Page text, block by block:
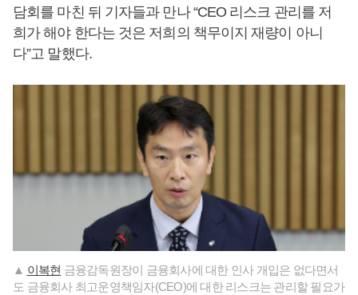
담회를 마친 뒤 기자들과 만나 “CEO 리스크 관리를 저
희가 해야 한다는 것은 저희의 책무이지 재량이 아니
다”고 말했다.
▲ 이복현 금융감독원장이 금융회사에 대한 인사 개입은 없다면서
도 금융회사 최고운영책임자(CEO)에 대한 리스크는 관리할 필요가